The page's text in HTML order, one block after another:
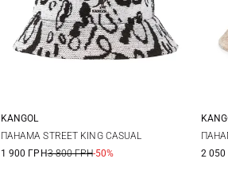
M L
KANGOL
ПАНАМА STREET KING CASUAL
1 900 ГРН3 800 ГРН-50%
2